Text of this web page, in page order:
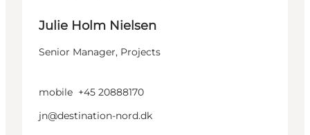
Julie Holm Nielsen
Senior Manager, Projects
mobile +45 20888170
jn@destination-nord.dk